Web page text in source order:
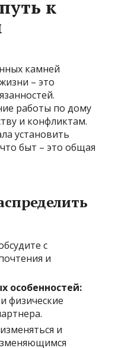
к
камней
– это
работы по дому
и конфликтам.
установить
быт – это общая
с
и
особенностей:
физические
и